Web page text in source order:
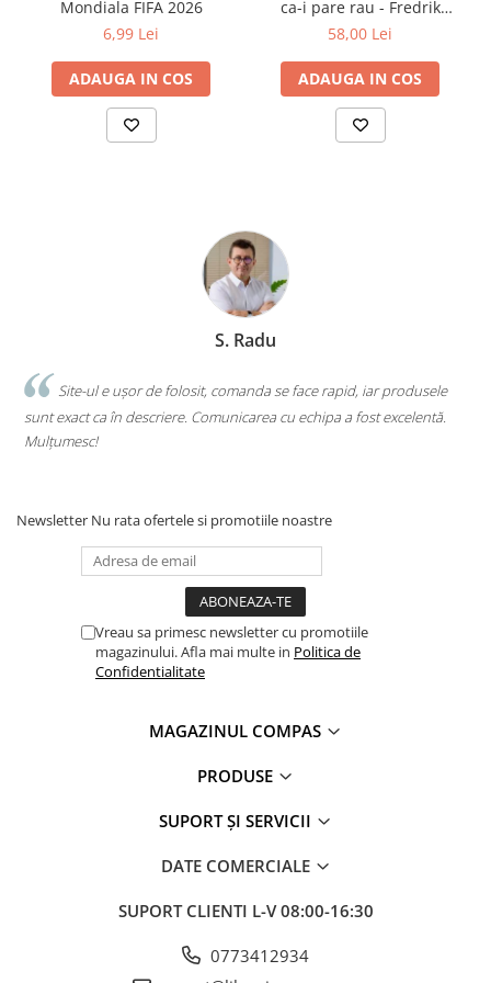
Clasici români și universali
Literatură modernă și
contemporană
Thriller și mister
Psihologie și dezvoltare personală
Biografii și memorii
Parenting și educație
Ghiduri și hărți
Istorie și științe sociale
Afaceri și economie
Știință și tehnologie
Gastronomie și hobby
Literatură în limbi străine
Gramatică și vocabulare
Planificare și agende
Agende datate
Mondiala FIFA 2026
6,99 Lei
ADAUGA IN COS
ca-i pare rau - Fredrik
Backman
58,00 Lei
ADAUGA IN COS
S. Radu
Site-ul e ușor de folosit, comanda se face rapid, iar produsele
sunt exact ca în descriere. Comunicarea cu echipa a fost excelentă.
Mulțumesc!
Newsletter Nu rata ofertele si promotiile noastre
Vreau sa primesc newsletter cu promotiile
magazinului. Afla mai multe in Politica de
Confidentialitate
MAGAZINUL COMPAS
PRODUSE
SUPORT ȘI SERVICII
DATE COMERCIALE
SUPORT CLIENTI L-V 08:00-16:30
0773412934